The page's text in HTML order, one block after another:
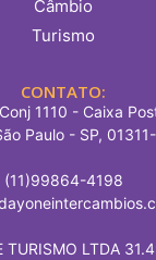
Câmbio
Turismo
CONTATO:
1110 - Caixa
Paulo - SP,
(11)99864-4198
TURISMO LTDA